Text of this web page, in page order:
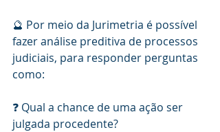
🔮 Por meio da Jurimetria é possível
fazer análise preditiva de processos
judiciais, para responder perguntas
como:
❓ Qual a chance de uma ação ser
julgada procedente?